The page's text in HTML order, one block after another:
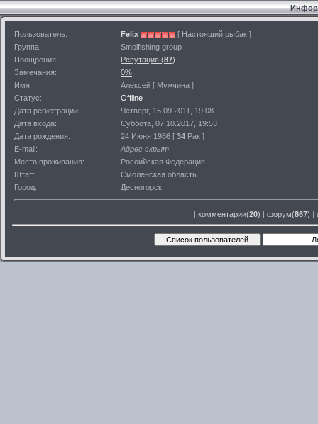
Пользователь: Felix
[ Настоящий рыбак ]
Группа:
Smolfishing group
Поощрения:
Репутация (87)
Замечания:
0%
Имя:
Алексей [ Мужчина ]
Статус:
Offline
Дата регистрации:
Четверг, 15.09.2011, 19:08
Дата входа:
Суббота, 07.10.2017, 19:53
Дата рождения:
24 Июня 1986 [ 34 Рак ]
E-mail:
Адрес скрыт
Место проживания:
Российская Федерация
Штат:
Смоленская область
Город:
Десногорск
| комментарии(20) | форум(867) |